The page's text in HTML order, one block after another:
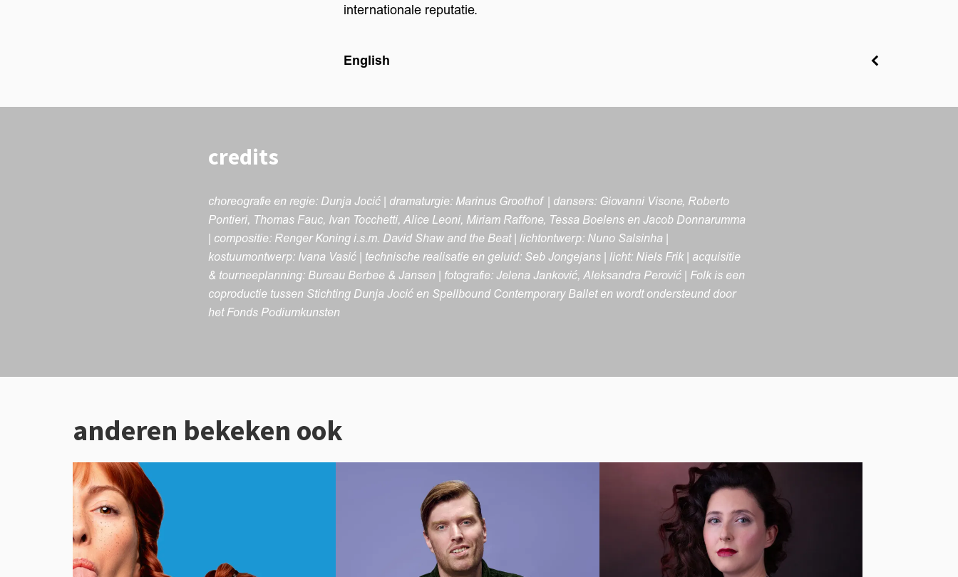
internationale reputatie.
English
credits
choreografie en regie: Dunja Jocić | dramaturgie: Marinus Groothof | dansers: Giovanni Visone, Roberto
Pontieri, Thomas Fauc, Ivan Tocchetti, Alice Leoni, Miriam Raffone, Tessa Boelens en Jacob Donnarumma
| compositie: Renger Koning i.s.m. David Shaw and the Beat | lichtontwerp: Nuno Salsinha |
kostuumontwerp: Ivana Vasić | technische realisatie en geluid: Seb Jongejans | licht: Niels Frik | acquisitie
& tourneeplanning: Bureau Berbee & Jansen | fotografie: Jelena Janković, Aleksandra Perović | Folk is een
coproductie tussen Stichting Dunja Jocić en Spellbound Contemporary Ballet en wordt ondersteund door
het Fonds Podiumkunsten
anderen bekeken ook